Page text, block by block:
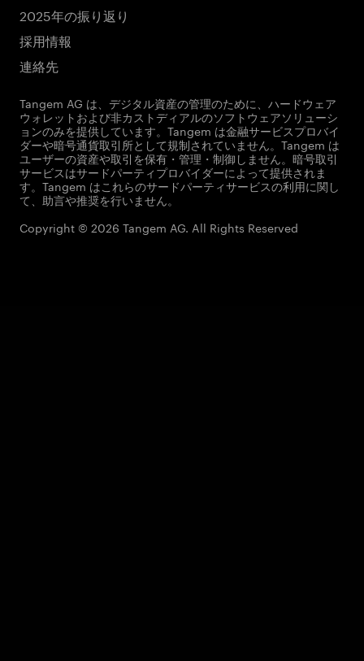
2025年の振り返り
採用情報
連絡先
Tangem AG は、デジタル資産の管理のために、ハードウェア
ウォレットおよび非カストディアルのソフトウェアソリューシ
ョンのみを提供しています。Tangem は金融サービスプロバイ
ダーや暗号通貨取引所として規制されていません。Tangem は
ユーザーの資産や取引を保有・管理・制御しません。暗号取引
サービスはサードパーティプロバイダーによって提供されま
す。Tangem はこれらのサードパーティサービスの利用に関し
て、助言や推奨を行いません。